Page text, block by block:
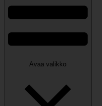
Avaa valikko